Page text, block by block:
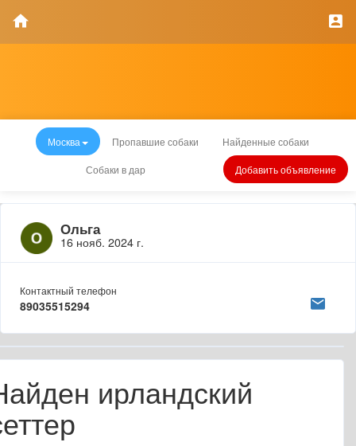
Москва Пропавшие собаки Найденные собаки
Собаки в дар Добавить объявление
Ольга
16 нояб. 2024 г.
Контактный телефон
89035515294
ирландский